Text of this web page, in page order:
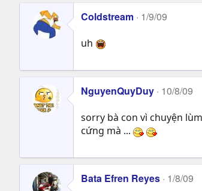
Coldstream 1/9/09
uh
NguyenQuyDuy 10/8/09
sorry bà con vì chuyện
cứng mà ...
Bata Efren Reyes 1/8/09